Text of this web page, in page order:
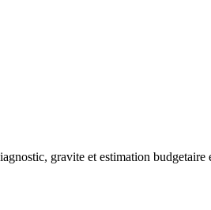
gravite et estimation budgetaire